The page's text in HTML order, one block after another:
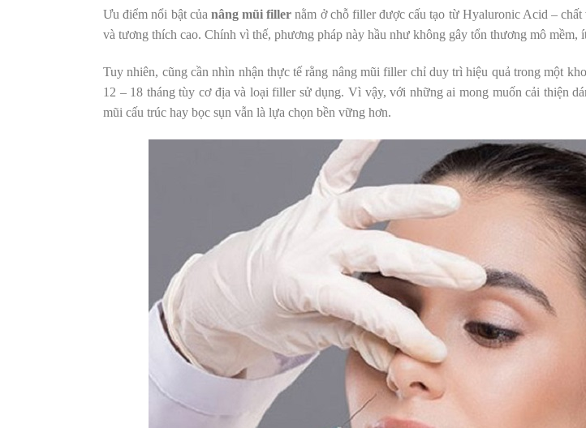
Ưu điểm nổi bật của nâng mũi filler nằm ở chỗ filler được cấu tạo từ Hyaluronic Acid –
và tương thích cao. Chính vì thế, phương pháp này hầu như không gây tổn thương mô mềm,
Tuy nhiên, cũng cần nhìn nhận thực tế rằng nâng mũi filler chỉ duy trì hiệu quả trong một
12 – 18 tháng tùy cơ địa và loại filler sử dụng. Vì vậy, với những ai mong muốn cải thiện
mũi cấu trúc hay bọc sụn vẫn là lựa chọn bền vững hơn.